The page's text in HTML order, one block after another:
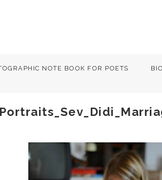
NOTE BOOK FOR POETS BIO